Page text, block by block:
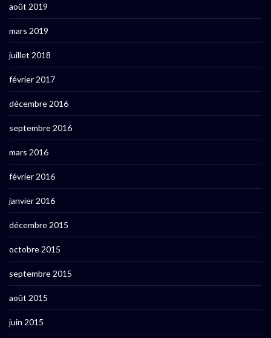
août 2019
mars 2019
juillet 2018
février 2017
décembre 2016
septembre 2016
mars 2016
février 2016
janvier 2016
décembre 2015
octobre 2015
septembre 2015
août 2015
juin 2015